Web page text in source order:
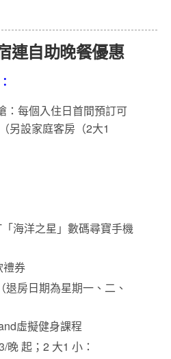
連自助晚餐優惠
：每個入住日首間預訂可
另設家庭客房（2大1
海洋之星」數碼尋寶手機
禮券
房日期為星期一、二、
虛擬健身課程
晚 起；2 大1 小：